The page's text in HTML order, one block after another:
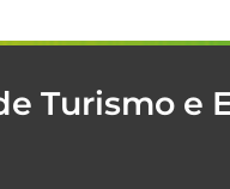
Turismo e